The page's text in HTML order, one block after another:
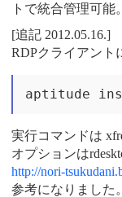
トで統合管理可能。
[追記 2012.05.16.]
RDPクライアント
実行コマンドは
オプションは
http://nori-
参考になりました。